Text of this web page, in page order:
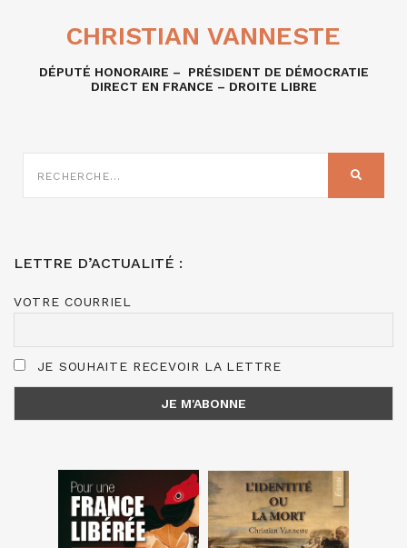
CHRISTIAN VANNESTE
DÉPUTÉ HONORAIRE – PRÉSIDENT DE DÉMOCRATIE
DIRECT EN FRANCE – DROITE LIBRE
SUR
LETTRE D’ACTUALITÉ :
VOTRE COURRIEL
JE SOUHAITE RECEVOIR LA LETTRE